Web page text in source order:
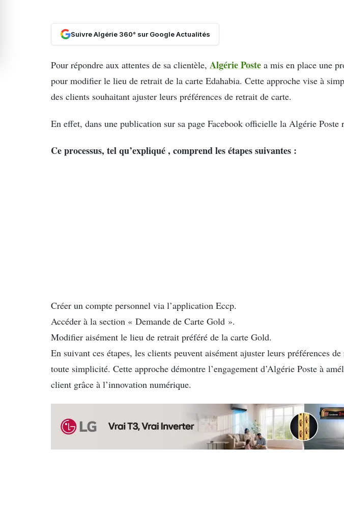
Suivre Algérie 360° sur Google Actualités
Pour répondre aux attentes de sa clientèle, Algérie Poste a mis en place une
pour modifier le lieu de retrait de la carte Edahabia. Cette approche vise à
des clients souhaitant ajuster leurs préférences de retrait de carte.
En effet, dans une publication sur sa page Facebook officielle la Algérie Poste
Ce processus, tel qu’expliqué , comprend les étapes suivantes :
Créer un compte personnel via l’application Eccp.
Accéder à la section « Demande de Carte Gold ».
Modifier aisément le lieu de retrait préféré de la carte Gold.
En suivant ces étapes, les clients peuvent aisément ajuster leurs préférences
toute simplicité. Cette approche démontre l’engagement d’Algérie Poste à
client grâce à l’innovation numérique.